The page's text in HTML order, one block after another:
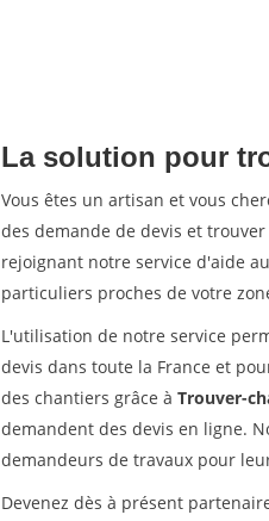
La solution pour
Vous êtes un artisan et vous
des demande de devis et
rejoignant notre service d'aide
particuliers proches de votre
L'utilisation de notre service
devis dans toute la France et
des chantiers grâce à Trouver-
demandent des devis en ligne.
demandeurs de travaux pour
Devenez dès à présent